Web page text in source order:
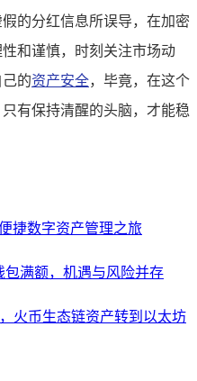
的分红信息所误导，在加密
和谨慎，时刻关注市场动
的资产安全，毕竟，在这个
有保持清醒的头脑，才能稳
捷数字资产管理之旅
包满额，机遇与风险并存
火币生态链资产转到以太坊